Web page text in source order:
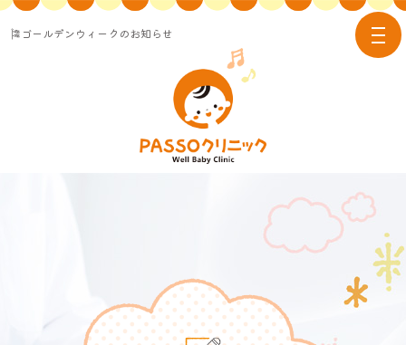
🎏ゴールデンウィークのお知らせ